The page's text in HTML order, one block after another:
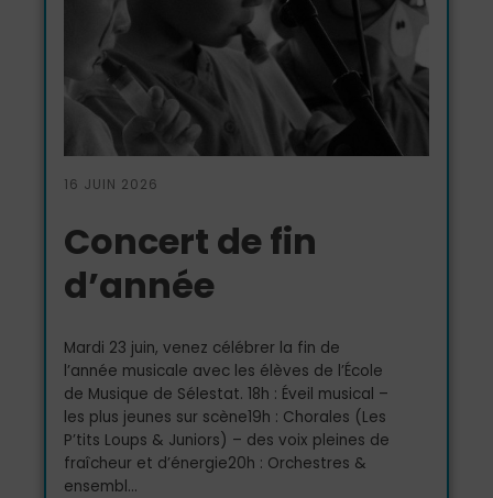
16 JUIN 2026
Concert de fin
d’année
Mardi 23 juin, venez célébrer la fin de
l’année musicale avec les élèves de l’École
de Musique de Sélestat. 18h : Éveil musical –
les plus jeunes sur scène19h : Chorales (Les
P’tits Loups & Juniors) – des voix pleines de
fraîcheur et d’énergie20h : Orchestres &
ensembl...